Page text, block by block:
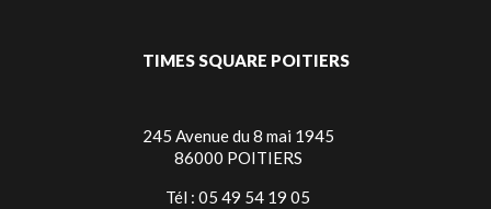
TIMES SQUARE POITIERS
245 Avenue du 8 mai 1945
86000 POITIERS
Tél : 05 49 54 19 05